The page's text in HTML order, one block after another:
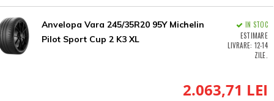
Anvelopa Vara 245/35R20 95Y Michelin
Pilot Sport Cup 2 K3 XL
IN STOC
ESTIMARE
LIVRARE: 12-14
ZILE.
2.063,71 LEI